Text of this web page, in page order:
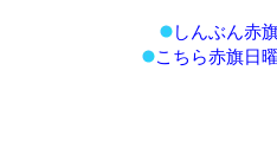
しんぶん赤
こちら赤旗日